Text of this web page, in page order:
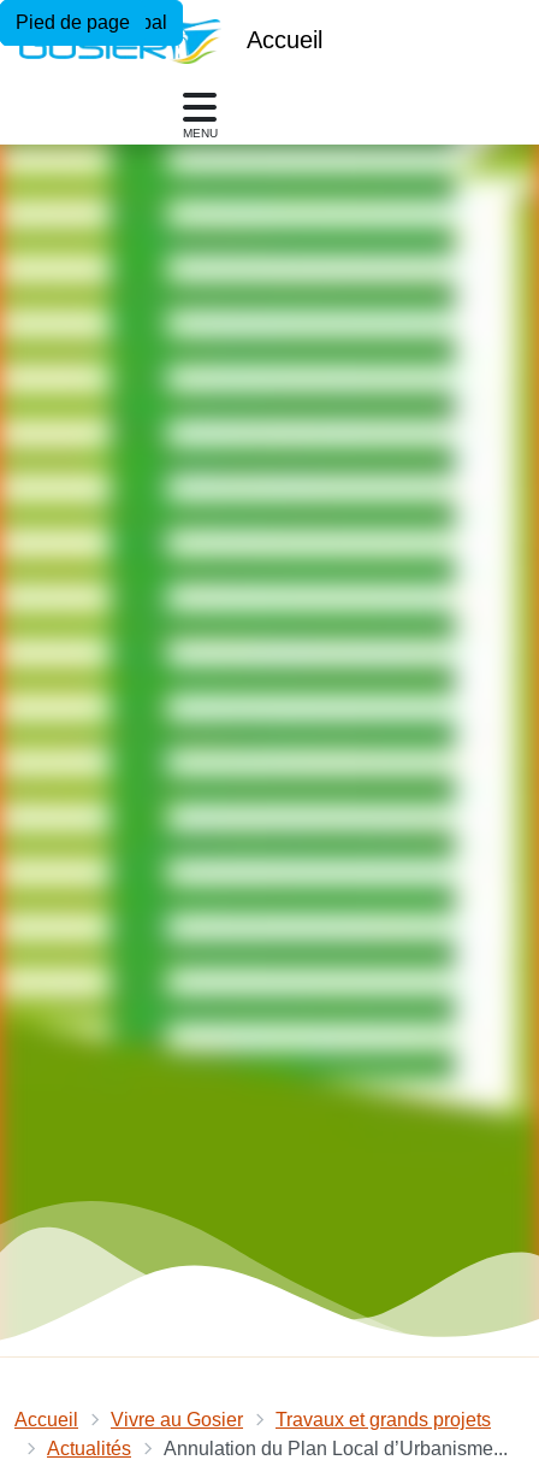
Menu principal
Contenu principal
Pied de page
Accueil
MENU
Accueil Vivre au Gosier
Travaux et grands projets
Actualités
Annulation du Plan Local d’Urbanisme...